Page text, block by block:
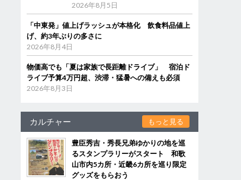
2026年8月5日
「中東発」値上げラッシュが本格化 飲食料品値上
げ、約3年ぶりの多さに
2026年8月4日
物価高でも「夏は家族で長距離ドライブ」 宿泊ド
ライブ予算4万円超、渋滞・猛暑への備えも必須
2026年8月3日
カルチャー もっと見る
豊臣秀吉・秀長兄弟ゆかりの地を巡
るスタンプラリーがスタート 和歌
山市内5カ所・近畿6カ所を巡り限定
グッズをもらおう